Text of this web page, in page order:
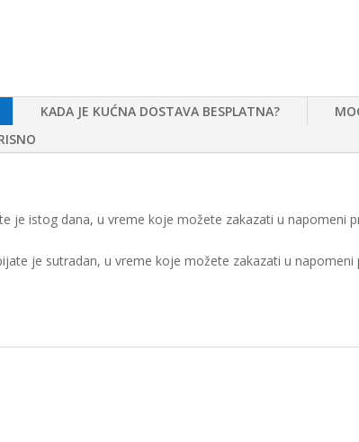
KADA JE KUĆNA DOSTAVA BESPLATNA?
je istog dana, u vreme koje možete zakazati u napomeni
je sutradan, u vreme koje možete zakazati u